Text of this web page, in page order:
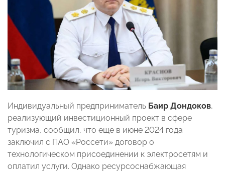
Индивидуальный предприниматель Баир Дондоков,
реализующий инвестиционный проект в сфере
туризма, сообщил, что еще в июне 2024 года
заключил с ПАО «Россети» договор о
технологическом присоединении к электросетям и
оплатил услуги. Однако ресурсоснабжающая